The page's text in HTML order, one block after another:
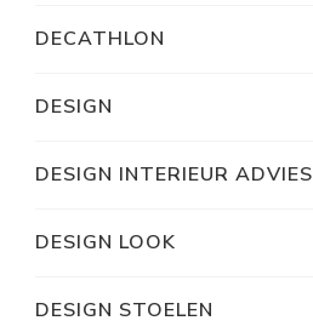
DECATHLON
DESIGN
DESIGN INTERIEUR ADVIES
DESIGN LOOK
DESIGN STOELEN